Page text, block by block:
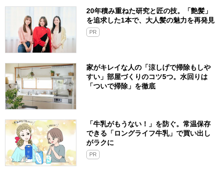
20年積み重ねた研究と匠の技。「艶髪」
を追求した1本で、大人髪の魅力を再発見
PR
家がキレイな人の「涼しげで掃除もしや
すい」部屋づくりのコツ5つ。水回りは
「ついで掃除」を徹底
「牛乳がもうない！」を防ぐ。常温保存
できる「ロングライフ牛乳」で買い出し
がラクに
PR